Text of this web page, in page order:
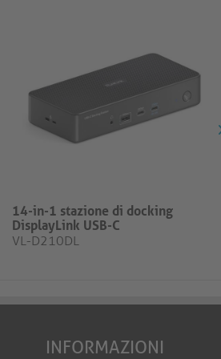
14-in-1 stazione di docking
DisplayLink USB-C
VL-D210DL
INFORMAZIONI